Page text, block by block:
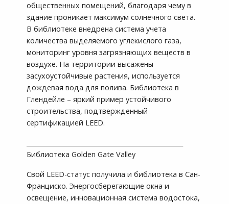
общественных помещений, благодаря чему в
здание проникает максимум солнечного света.
В библиотеке внедрена система учета
количества выделяемого углекислого газа,
мониторинг уровня загрязняющих веществ в
воздухе. На территории высажены
засухоустойчивые растения, используется
дождевая вода для полива. Библиотека в
Глендейле – яркий пример устойчивого
строительства, подтвержденный
сертификацией LEED.
Библиотека Golden Gate Valley
Свой LEED-статус получила и библиотека в Сан-
Франциско. Энергосберегающие окна и
освещение, инновационная система водостока,